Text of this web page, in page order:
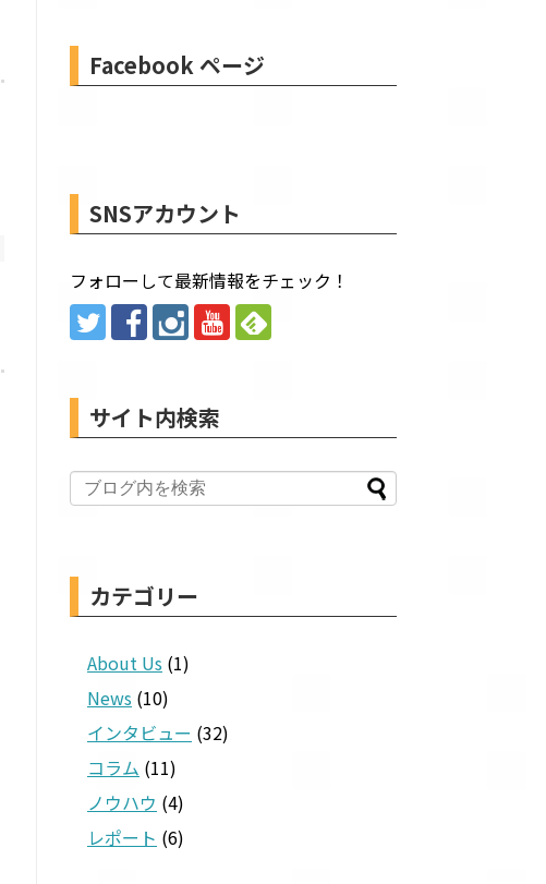
Facebook ページ
SNSアカウント
フォローして最新情報をチェック！
サイト内検索
カテゴリー
About Us (1)
News (10)
インタビュー (32)
コラム (11)
ノウハウ (4)
レポート (6)